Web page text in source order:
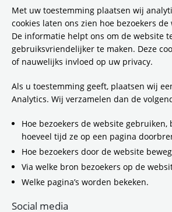
24 april 2026 Document
PvE concessie Amsterdam
31 maart 2026
Met uw toestemming plaatsen wij
cookies laten ons zien hoe bezoekers
De informatie helpt ons om de website
gebruiksvriendelijker te maken. Deze
of nauwelijks invloed op uw privacy.
Als u toestemming geeft, plaatsen wij
Analytics. Wij verzamelen dan de
Hoe bezoekers de website gebruiken,
hoeveel tijd ze op een pagina
Hoe bezoekers door de website
Via welke bron bezoekers op de
Welke pagina’s worden bekeken.
Social media